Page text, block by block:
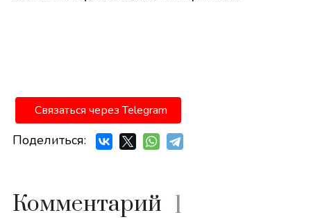
Связаться через Telegram
Поделиться:
Комментарий 1